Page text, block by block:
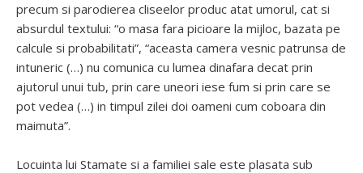
precum si parodierea cliseelor produc atat umorul, cat si
absurdul textului: “o masa fara picioare la mijloc, bazata pe
calcule si probabilitati”, “aceasta camera vesnic patrunsa de
intuneric (…) nu comunica cu lumea dinafara decat prin
ajutorul unui tub, prin care uneori iese fum si prin care se
pot vedea (…) in timpul zilei doi oameni cum coboara din
maimuta”.
Locuinta lui Stamate si a familiei sale este plasata sub